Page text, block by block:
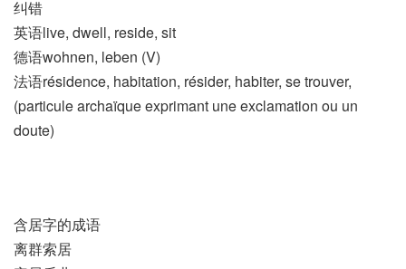
纠错
英语live, dwell, reside, sit
德语wohnen, leben (V)
法语résidence, habitation, résider, habiter, se trouver,
(particule archaïque exprimant une exclamation ou un
doute)​
含居字的成语
离群索居